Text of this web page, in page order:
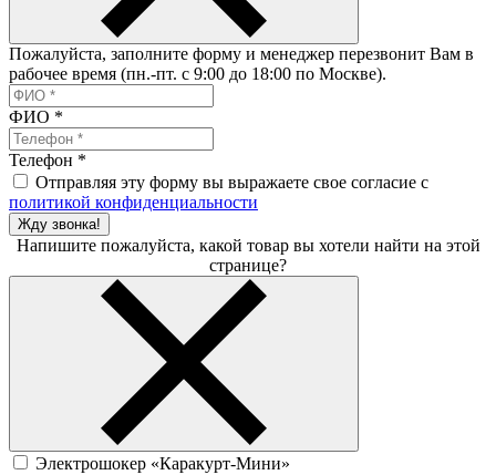
Пожалуйста, заполните форму и менеджер перезвонит Вам в
рабочее время (пн.-пт. с 9:00 до 18:00 по Москве).
ФИО *
Телефон *
Отправляя эту форму вы выражаете свое согласие с
политикой конфиденциальности
Жду звонка!
Напишите пожалуйста, какой товар вы хотели найти на этой
странице?
Электрошокер «Каракурт-Мини»